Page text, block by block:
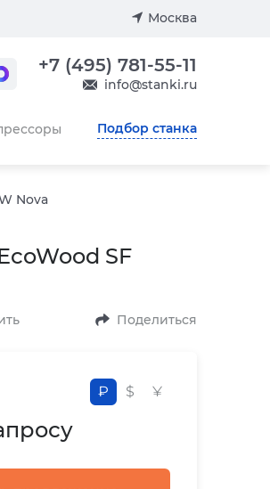
Москва
+7 (495) 781-55-11
info@stanki.ru
Подбор станка
Nova
SF
Поделиться
₽ $ ¥